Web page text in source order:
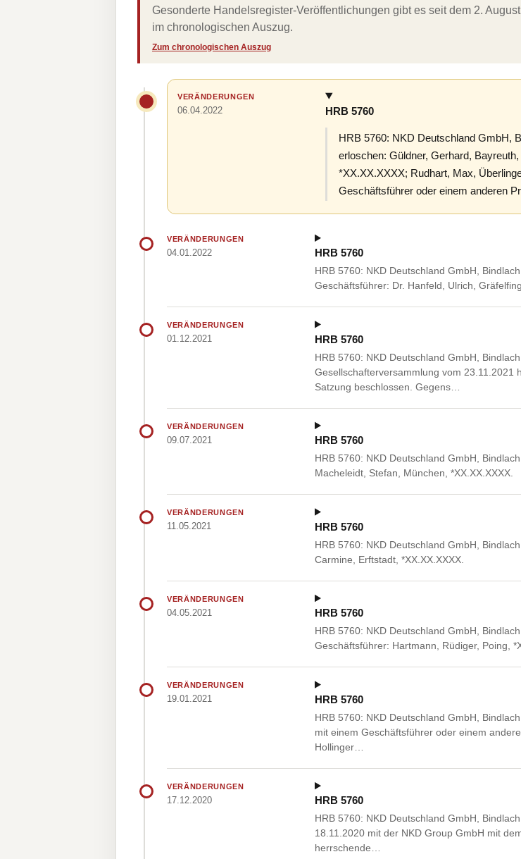
Gesonderte Handelsregister-Veröffentlichungen gibt es seit dem 2.
im chronologischen Auszug.
Zum chronologischen Auszug
VERÄNDERUNGEN
06.04.2022 HRB 5760
HRB 5760: NKD Deutschland GmbH,
erloschen: Güldner, Gerhard,
*XX.XX.XXXX; Rudhart, Max,
Geschäftsführer oder einem anderen
VERÄNDERUNGEN
04.01.2022 HRB 5760
HRB 5760: NKD Deutschland GmbH,
Geschäftsführer: Dr. Hanfeld, Ulrich,
VERÄNDERUNGEN
01.12.2021 HRB 5760
HRB 5760: NKD Deutschland GmbH,
Gesellschafterversammlung vom
Satzung beschlossen. Gegens…
VERÄNDERUNGEN
09.07.2021 HRB 5760
HRB 5760: NKD Deutschland GmbH,
Macheleidt, Stefan, München, *XX.XX.XXXX.
VERÄNDERUNGEN
11.05.2021 HRB 5760
HRB 5760: NKD Deutschland GmbH,
Carmine, Erftstadt, *XX.XX.XXXX.
VERÄNDERUNGEN
04.05.2021 HRB 5760
HRB 5760: NKD Deutschland GmbH,
Geschäftsführer: Hartmann, Rüdiger, Poing,
VERÄNDERUNGEN
19.01.2021 HRB 5760
HRB 5760: NKD Deutschland GmbH,
mit einem Geschäftsführer oder einem
Hollinger…
VERÄNDERUNGEN
17.12.2020 HRB 5760
HRB 5760: NKD Deutschland GmbH,
18.11.2020 mit der NKD Group GmbH mit
herrschende…